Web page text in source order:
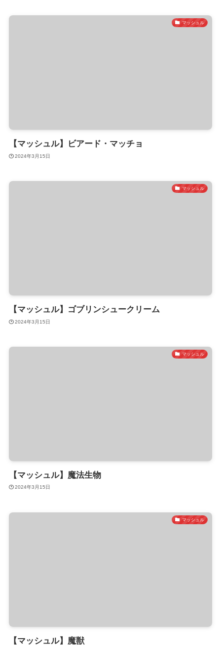
マッシュル
【マッシュル】ビアード・マッチョ
2024年3月15日
マッシュル
【マッシュル】ゴブリンシュークリーム
2024年3月15日
マッシュル
【マッシュル】魔法生物
2024年3月15日
マッシュル
【マッシュル】魔獣